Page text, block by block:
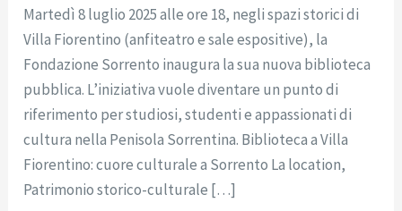
Martedì 8 luglio 2025 alle ore 18, negli spazi storici di
Villa Fiorentino (anfiteatro e sale espositive), la
Fondazione Sorrento inaugura la sua nuova biblioteca
pubblica. L’iniziativa vuole diventare un punto di
riferimento per studiosi, studenti e appassionati di
cultura nella Penisola Sorrentina. Biblioteca a Villa
Fiorentino: cuore culturale a Sorrento La location,
Patrimonio storico-culturale […]